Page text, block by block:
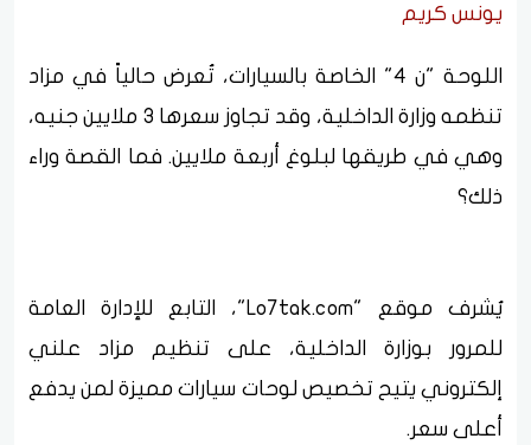
يونس كريم
اللوحة "ن 4" الخاصة بالسيارات، تُعرض حالياً في مزاد
تنظمه وزارة الداخلية، وقد تجاوز سعرها 3 ملايين جنيه،
وهي في طريقها لبلوغ أربعة ملايين. فما القصة وراء
ذلك؟
يُشرف موقع "Lo7tak.com"، التابع للإدارة العامة
للمرور بوزارة الداخلية، على تنظيم مزاد علني
إلكتروني يتيح تخصيص لوحات سيارات مميزة لمن يدفع
أعلى سعر.